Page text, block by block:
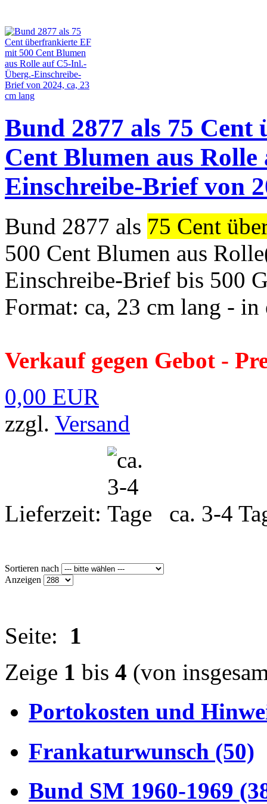
Bund 2877 als 75
Cent Blumen aus
Einschreibe-Brief von
Bund 2877 als 75 Cent
500 Cent Blumen aus
Einschreibe-Brief bis 500
Format: ca, 23 cm lang -
Verkauf gegen Gebot -
0,00 EUR
zzgl. Versand
Lieferzeit: ca. 3-4
Sortieren nach
Anzeigen
Seite: 1
Zeige 1 bis 4 (von
Portokosten und
Frankaturwunsch (50)
Bund SM 1960-1969